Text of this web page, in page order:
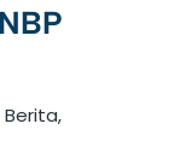
Berita,